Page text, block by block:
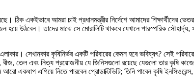
ঠিক একইভাবে আমরা চাই প্রধানমন্ত্রীর নির্দেশে আমাদের শিক্ষার্থীদের
হয়ে উঠবেন। তাদের মাঝে সে মোরালিটি থাকবে যেখানে পারস্পরিক
সেখানকার কৃষিনির্ভর একটি পরিবারের কেমন হবে ভবিষ্যৎ? সেই
বীজ, তেল এবং নিত্য প্রয়োজনীয় যে জিনিসগুলো রয়েছে যেগুলো তার কৃষি
একধাপ এগিয়ে নিতে পারবেন প্রোডাক্টিভিটি; তিনি পাবেন কৃষি